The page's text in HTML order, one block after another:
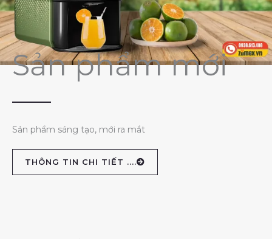
Sản phẩm mới
Sản phẩm sáng tạo, mới ra mắt
THÔNG TIN CHI TIẾT ....